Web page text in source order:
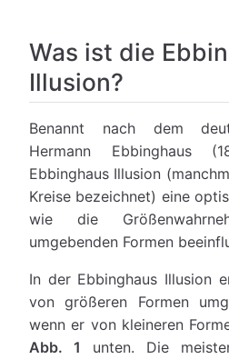
Was ist die
Illusion?
Benannt nach dem
Hermann Ebbinghaus
Ebbinghaus Illusion
Kreise bezeichnet) eine
wie die
umgebenden Formen
In der Ebbinghaus Illusion
von größeren Formen
wenn er von kleineren
Abb. 1 unten. Die